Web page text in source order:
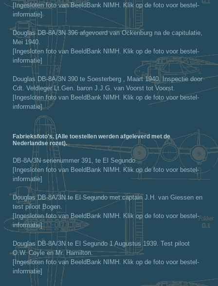
[Ingesloten foto van BeeldBank NIMH. Klik op de foto voor bestel-
informatie]
Douglas DB-8A/3N 396 afgevoerd van Ockenburg na de capitulatie,
Mei 1940.
[Ingesloten foto van BeeldBank NIMH. Klik op de foto voor bestel-
informatie]
Douglas DB-8A/3N 390 te Soesterberg , Maart 1940. Inspectie door
Cdt. Veldleger Lt.Gen. baron J.J.G. van Voorst tot Voorst.
[Ingesloten foto van BeeldBank NIMH. Klik op de foto voor bestel-
informatie]
Fabrieksfoto's. (Alle toestellen werden afgeleverd met de
Nederlandse rozet).
DB-8A/3N serienummer 391, te El Segundo.
[Ingesloten foto van BeeldBank NIMH. Klik op de foto voor bestel-
informatie]
Douglas DB-8A/3N te El Segundo met captain J.H. van Giessen en
test piloot Bogen.
[Ingesloten foto van BeeldBank NIMH. Klik op de foto voor bestel-
informatie]
Douglas DB-8A/3N te El Segundo 1 Augustus 1939. Test piloot
O.W. Coyle en Mr. Hamilton.
[Ingesloten foto van BeeldBank NIMH. Klik op de foto voor bestel-
informatie]